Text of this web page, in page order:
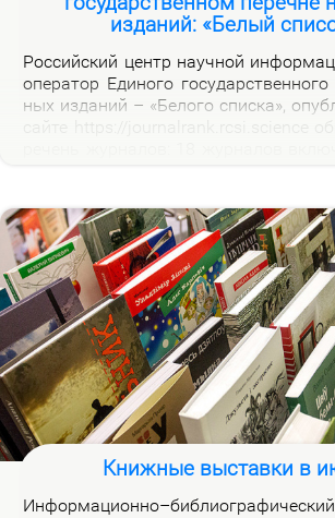
изданий: «Белый
Рос­сий­ский центр на­уч­ной
опе­ра­тор Еди­но­го
ных из­да­ний – «Бе­ло­го спис­ка»,
на­лов на вклад­ке «Уров­ни»
по­яс­ня­ю­щие при­чи­ны вклю­че­ния
не­ния уров­ней.
Книжные выставки в